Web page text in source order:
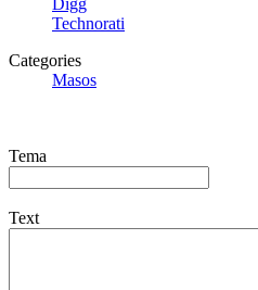
Digg
Technorati
Categories
Masos
Tema
Text